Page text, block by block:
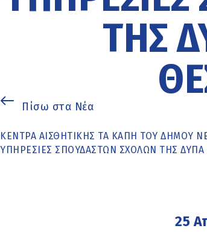
ΤΗΣ
Πίσω στα Νέα
ΚΈΝΤΡΑ ΑΙΣΘΗΤΙΚΉΣ ΤΑ ΚΑΠΗ ΤΟΥ ΔΉΜΟΥ
ΥΠΗΡΕΣΊΕΣ ΣΠΟΥΔΑΣΤΏΝ ΣΧΟΛΏΝ ΤΗΣ ΔΥΠΑ
25